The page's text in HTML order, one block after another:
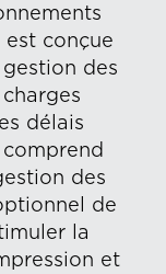
est conçue
des
délais
comprend
des
de
la
et